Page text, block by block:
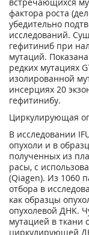
фактора роста
убедительно
исследований.
гефитиниб при
мутаций.
редких мутациях
изолированной
инсерциях 20
гефитинибу.
Циркулирующая
В исследовании
опухоли и в
полученных из
расы, с
(Qiagen). Из 1060
отбора в
как образцы
опухолевой ДНK.
мутацией в ткани
циркулирующей